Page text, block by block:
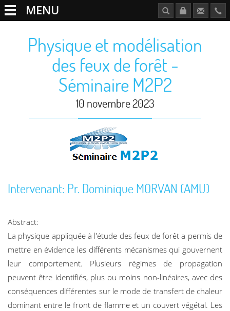
MENU
Physique et modélisation
des feux de forêt -
Séminaire M2P2
10 novembre 2023
Intervenant: Pr. Dominique MORVAN (AMU)
Abstract:
La physique appliquée à l'étude des feux de forêt a permis de
mettre en évidence les différents mécanismes qui gouvernent
leur comportement. Plusieurs régimes de propagation
peuvent être identifiés, plus ou moins non-linéaires, avec des
conséquences différentes sur le mode de transfert de chaleur
dominant entre le front de flamme et un couvert végétal. Les